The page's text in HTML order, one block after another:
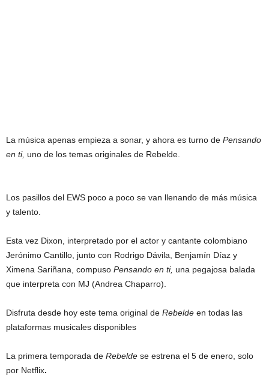
La música apenas empieza a sonar, y ahora es turno de Pensando
en ti, uno de los temas originales de Rebelde.
Los pasillos del EWS poco a poco se van llenando de más música
y talento.
Esta vez Dixon, interpretado por el actor y cantante colombiano
Jerónimo Cantillo, junto con Rodrigo Dávila, Benjamín Díaz y
Ximena Sariñana, compuso Pensando en ti, una pegajosa balada
que interpreta con MJ (Andrea Chaparro).
Disfruta desde hoy este tema original de Rebelde en todas las
plataformas musicales disponibles
La primera temporada de Rebelde se estrena el 5 de enero, solo
por Netflix.